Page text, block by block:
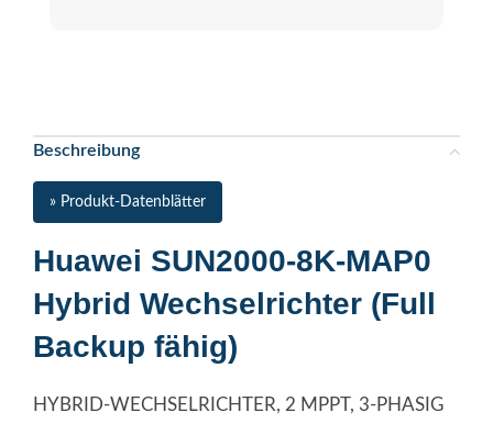
Beschreibung
» Produkt-Datenblätter
Huawei SUN2000-8K-MAP0
Hybrid Wechselrichter (Full
Backup fähig)
HYBRID-WECHSELRICHTER, 2 MPPT, 3-PHASIG